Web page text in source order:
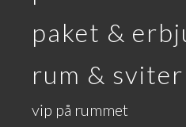
paket &
rum & sviter
vip på rummet